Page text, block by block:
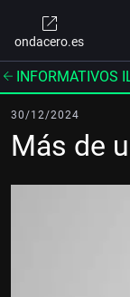
ondacero.es
INFORMATIVOS
30/12/2024
Más de